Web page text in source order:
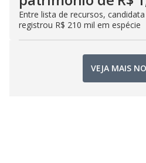
Entre lista de recursos,
registrou R$ 210 mil em espécie
VEJA MAIS